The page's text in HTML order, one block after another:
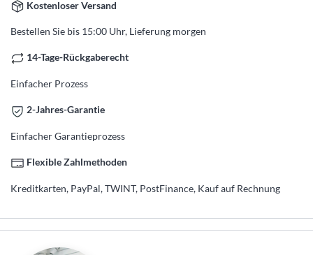
Kostenloser Versand
Bestellen Sie bis 15:00 Uhr, Lieferung morgen
14-Tage-Rückgaberecht
Einfacher Prozess
2-Jahres-Garantie
Einfacher Garantieprozess
Flexible Zahlmethoden
Kreditkarten, PayPal, TWINT, PostFinance, Kauf auf Rechnung